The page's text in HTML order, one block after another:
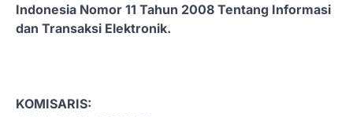
Indonesia Nomor 11 Tahun 2008 Tentang Informasi
dan Transaksi Elektronik.
KOMISARIS: